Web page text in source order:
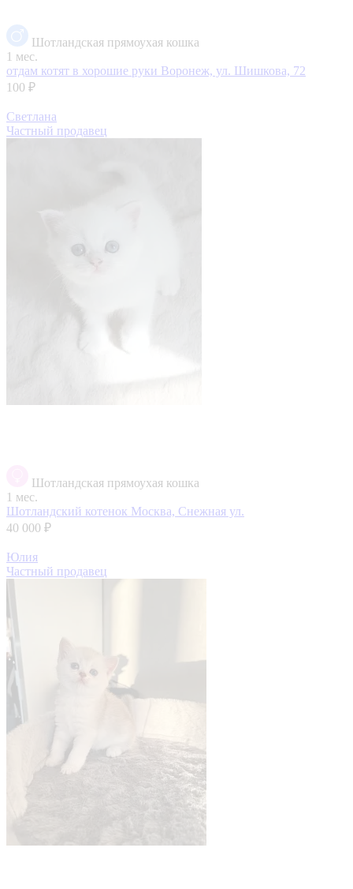
Шотландская прямоухая кошка
1 мес.
отдам котят в хорошие руки Воронеж, ул. Шишкова, 72
100 ₽
Светлана
Частный продавец
Шотландская прямоухая кошка
1 мес.
Шотландский котенок Москва, Снежная ул.
40 000 ₽
Юлия
Частный продавец